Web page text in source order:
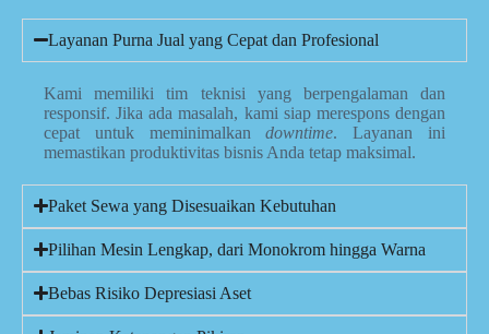
Layanan Purna Jual yang Cepat dan Profesional
Kami memiliki tim teknisi yang berpengalaman dan
responsif. Jika ada masalah, kami siap merespons dengan
cepat untuk meminimalkandowntime. Layanan ini
memastikan produktivitas bisnis Anda tetap maksimal.
Paket Sewa yang Disesuaikan Kebutuhan
Pilihan Mesin Lengkap, dari Monokrom hingga Warna
Bebas Risiko Depresiasi Aset